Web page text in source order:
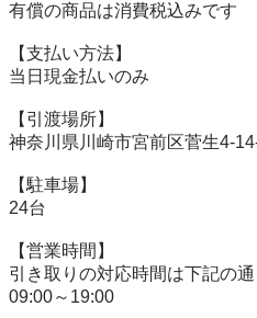
有償の商品は消費税込みです
【⽀払い⽅法】
当⽇現⾦払いのみ
【引渡場所】
神奈川県川崎市宮前区菅生4-
【駐⾞場】
24台
【営業時間】
引き取りの対応時間は下記の
09:00～19:00